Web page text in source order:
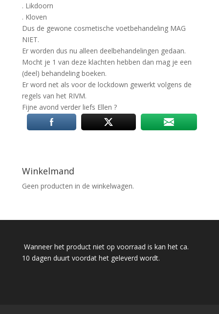
. Likdoorn
. Kloven
Dus de gewone cosmetische voetbehandeling MAG
NIET.
Er worden dus nu alleen deelbehandelingen gedaan.
Mocht je 1 van deze klachten hebben dan mag je een
(deel) behandeling boeken.
Er word net als voor de lockdown gewerkt volgens de
regels van het RIVM.
Fijne avond verder liefs Ellen ?
Winkelmand
Geen producten in de winkelwagen.
Wanneer het product niet op voorraad is kan het ca.
10 dagen duurt voordat het geleverd wordt.